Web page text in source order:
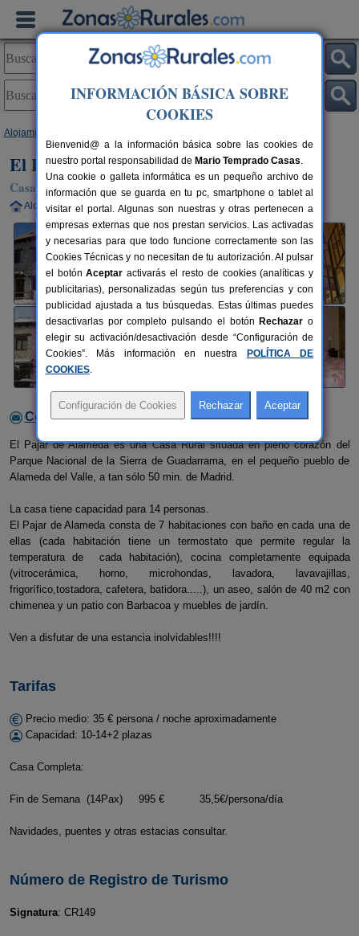
Alojamientos
El Pajar de Alameda
Casa Rural en Alameda del Valle (Madrid)
Alquiler completo 10-14+2 plazas 90 km de Madrid
Contactar con el alojamiento
El Pajar de Alameda es una Casa Rural situada en pleno corazón del
Parque Nacional de la Sierra de Guadarrama, en el pequeño pueblo de
Alameda del Valle, a tan sólo 50 min. de Madrid.
La casa tiene capacidad para 14 personas.
El Pajar de Alameda consta de 7 habitaciones con baño en cada una de
ellas (cada habitación tiene un termostato que permite regular la
temperatura de cada habitación), cocina completamente equipada
(vitrocerámica, horno, microhondas, lavadora, lavavajillas,
frigorífico,tostadora, cafetera, batidora.....), un aseo, salón de 40 m2 con
chimenea y un patio con Barbacoa y muebles de jardín.
Ven a disfutar de una estancia inolvidables!!!!
Tarifas
Precio medio: 35 € persona / noche aproximadamente
Capacidad: 10-14+2 plazas
Casa Completa:
Fin de Semana (14Pax) 995 € 35,5€/persona/día
Navidades, puentes y otras estacias consultar.
Número de Registro de Turismo
Signatura: CR149
INFORMACIÓN BÁSICA SOBRE
COOKIES
Bienvenid@ a la información básica sobre las cookies de
nuestro portal responsabilidad de Mario Temprado Casas.
Una cookie o galleta informática es un pequeño archivo de
información que se guarda en tu pc, smartphone o tablet al
visitar el portal. Algunas son nuestras y otras pertenecen a
empresas externas que nos prestan servicios. Las activadas
y necesarias para que todo funcione correctamente son las
Cookies Técnicas y no necesitan de tu autorización. Al pulsar
el botónAceptar activarás el resto de cookies (analíticas y
publicitarias), personalizadas según tus preferencias y con
publicidad ajustada a tus búsquedas. Estas últimas puedes
desactivarlas por completo pulsando el botón Rechazar o
elegir su activación/desactivación desde “Configuración de
Cookies”. Más información en nuestra
POLÍTICA DE
COOKIES.